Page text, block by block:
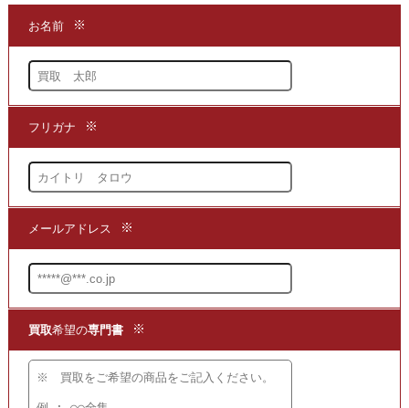
3.発送するだけ!!
【かんたん 便利で無料】の宅配
ご利用ください!